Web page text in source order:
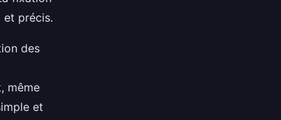
et précis.
des
même
et